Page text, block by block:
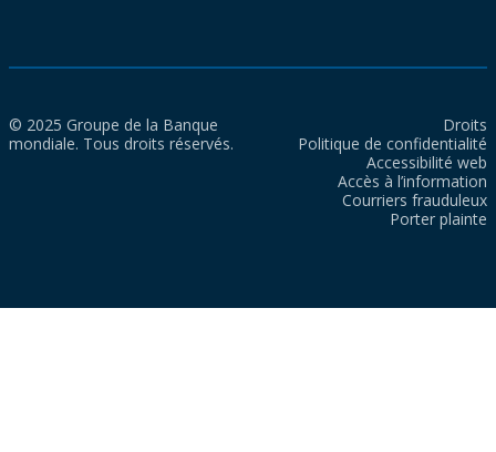
© 2025 Groupe de la Banque
mondiale. Tous droits réservés.
Droits
Politique de confidentialité
Accessibilité web
Accès à l’information
Courriers frauduleux
Porter plainte